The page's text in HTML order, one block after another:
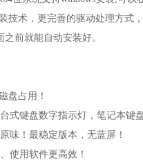
技术，更完善的驱动处理方式
前就能自动安装好。
盘占用！
式键盘数字指示灯，笔记本键
味！最稳定版本，无蓝屏！
使用软件更高效！